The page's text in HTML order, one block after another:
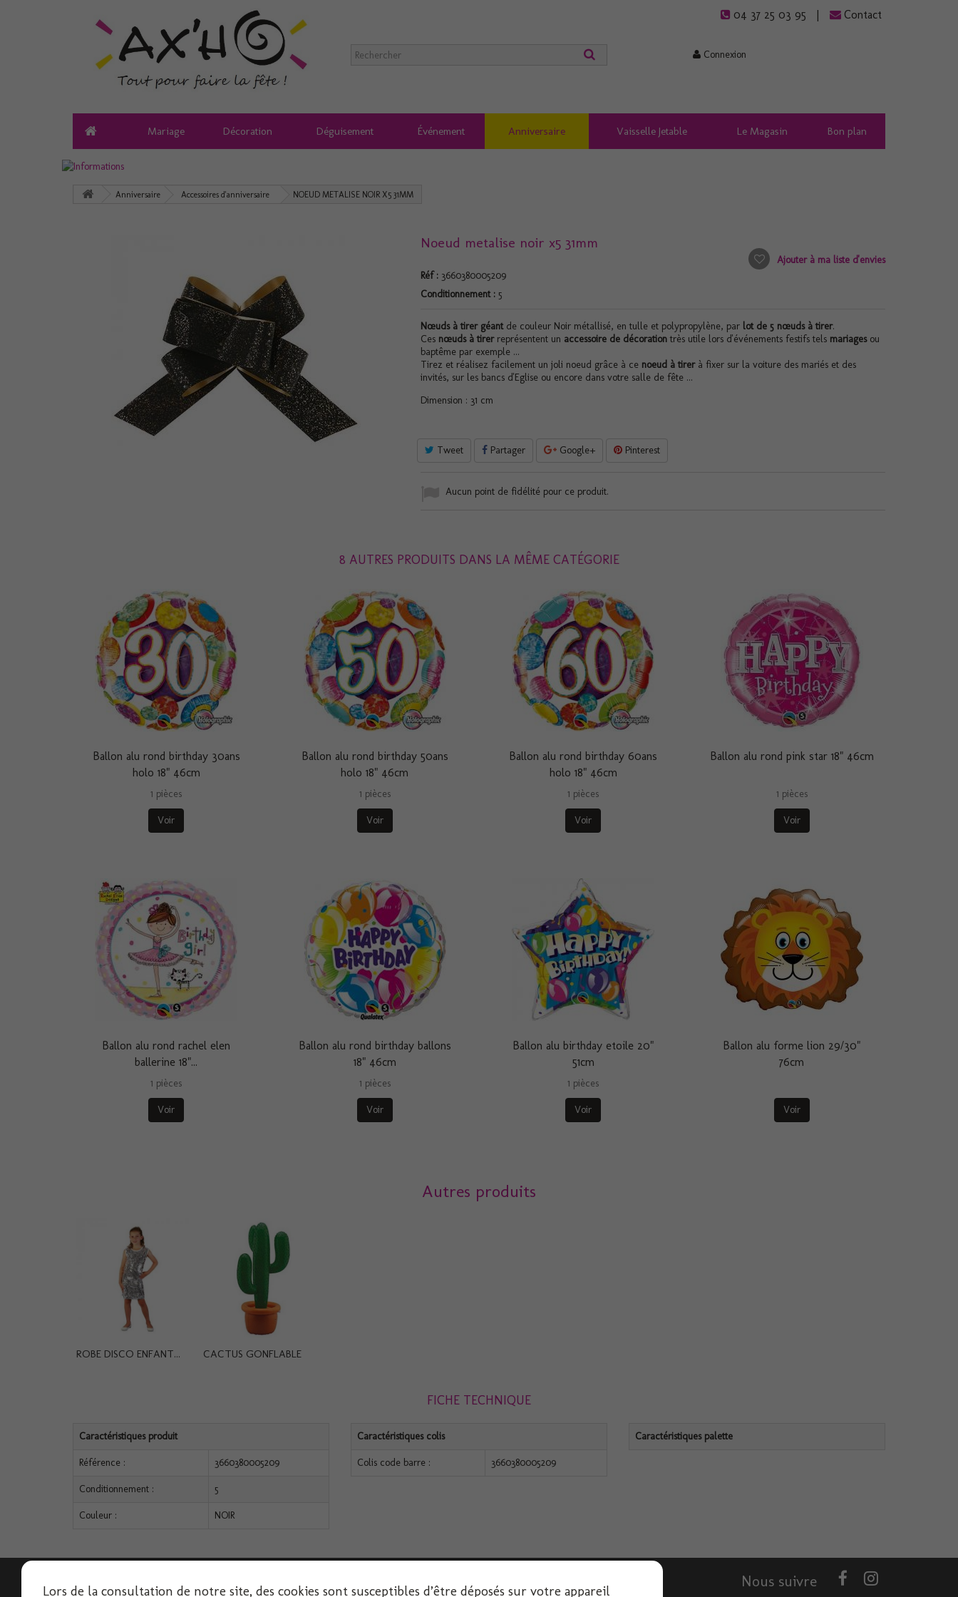
04 37 25 03 95 Contact
Connexion
Mariage Décoration Déguisement Événement Anniversaire Vaisselle Jetable Le Magasin Bon plan
Anniversaire Accessoires d'anniversaire NOEUD METALISE NOIR X5 31MM
Noeud metalise noir x5 31mm
Réf : 3660380005209
Conditionnement : 5
Ajouter à ma liste d'envies
Nœuds à tirer géantde couleur Noir métallisé, en tulle et polypropylène, par lot de 5 nœuds à tirer.
Ces nœuds à tirerreprésentent un accessoire de décorationtrès utile lors d'événements festifs tels mariagesou
baptême par exemple ...
Tirez et réalisez facilement un joli noeud grâce à ce noeud à tirerà fixer sur la voiture des mariés et des
invités, sur les bancs d'Eglise ou encore dans votre salle de fête ...
Dimension : 31 cm
Tweet Partager Google+ Pinterest
Aucun point de fidélité pour ce produit.
8 AUTRES PRODUITS DANS LA MÊME CATÉGORIE
Ballon alu rond birthday 30ans
holo 18" 46cm
1 pièces
Voir
Ballon alu rond birthday 50ans
holo 18" 46cm
1 pièces
Voir
Ballon alu rond birthday 60ans
holo 18" 46cm
1 pièces
Voir
Ballon alu rond pink star 18" 46cm
1 pièces
Voir
Ballon alu rond rachel elen
ballerine 18"...
1 pièces
Voir
Ballon alu rond birthday ballons
18" 46cm
1 pièces
Voir
Ballon alu birthday etoile 20"
51cm
1 pièces
Voir
Ballon alu forme lion 29/30"
76cm
Voir
Autres produits
ROBE DISCO ENFANT... CACTUS GONFLABLE
FICHE TECHNIQUE
Caractéristiques produit
Référence : 3660380005209
Conditionnement : 5
Couleur : NOIR
Caractéristiques colis
Colis code barre : 3660380005209
Caractéristiques palette
Nous suivre
Lors de la consultation de notre site, des cookies sont susceptibles d’être déposés sur votre appareil